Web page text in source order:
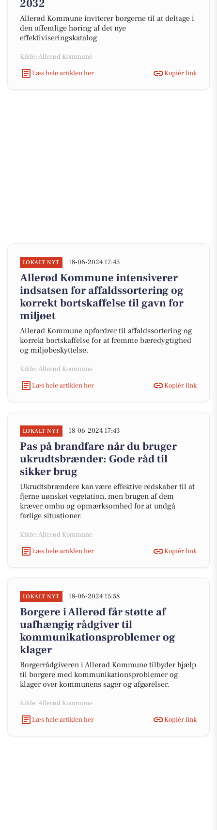
2032
Allerød Kommune inviterer borgerne til at deltage i
den offentlige høring af det nye
effektiviseringskatalog
Kilde: Allerød Kommune
Læs hele artiklen her
Kopiér link
LOKALT NYT 18-06-2024 17:45
Allerød Kommune intensiverer
indsatsen for affaldssortering og
korrekt bortskaffelse til gavn for
miljøet
Allerød Kommune opfordrer til affaldssortering og
korrekt bortskaffelse for at fremme bæredygtighed
og miljøbeskyttelse.
Kilde: Allerød Kommune
Læs hele artiklen her
Kopiér link
LOKALT NYT 18-06-2024 17:43
Pas på brandfare når du bruger
ukrudtsbrænder: Gode råd til
sikker brug
Ukrudtsbrændere kan være effektive redskaber til at
fjerne uønsket vegetation, men brugen af dem
kræver omhu og opmærksomhed for at undgå
farlige situationer.
Kilde: Allerød Kommune
Læs hele artiklen her
Kopiér link
LOKALT NYT 18-06-2024 15:58
Borgere i Allerød får støtte af
uafhængig rådgiver til
kommunikationsproblemer og
klager
Borgerrådgiveren i Allerød Kommune tilbyder hjælp
til borgere med kommunikationsproblemer og
klager over kommunens sager og afgørelser.
Kilde: Allerød Kommune
Læs hele artiklen her
Kopiér link